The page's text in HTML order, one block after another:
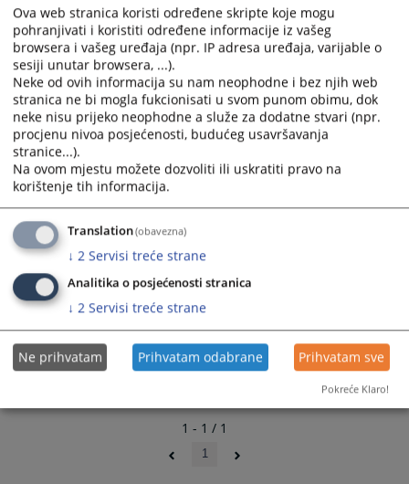
Sudska pisarnica smještena je na drugom katu zgrade
suda u uredu broj 21.
1525PREGLEDA
1 - 1 / 1
1
Ova web stranica koristi određene skripte koje mogu
pohranjivati i koristiti određene informacije iz vašeg
browsera i vašeg uređaja (npr. IP adresa uređaja, varijable o
sesiji unutar browsera, ...).
Neke od ovih informacija su nam neophodne i bez njih web
stranica ne bi mogla fukcionisati u svom punom obimu, dok
neke nisu prijeko neophodne a služe za dodatne stvari (npr.
procjenu nivoa posjećenosti, budućeg usavršavanja
stranice...).
Na ovom mjestu možete dozvoliti ili uskratiti pravo na
korištenje tih informacija.
Translation(obavezna)
↓ 2 Servisi treće strane
Analitika o posjećenosti stranica
↓ 2 Servisi treće strane
Ne prihvatam Prihvatam odabrane Prihvatam sve
Pokreće Klaro!